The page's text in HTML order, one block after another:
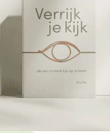
positieve
psychologie
vanaf
exemplaar